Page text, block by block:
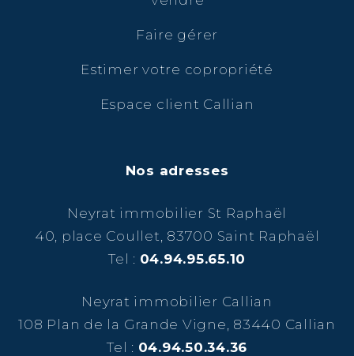
Faire gérer
Estimer votre copropriété
Espace client Callian
Nos adresses
Neyrat immobilier St Raphaël
40, place Coullet, 83700 Saint Raphaël
Tel : 04.94.95.65.10
Neyrat immobilier Callian
108 Plan de la Grande Vigne, 83440 Callian
Tel : 04.94.50.34.36